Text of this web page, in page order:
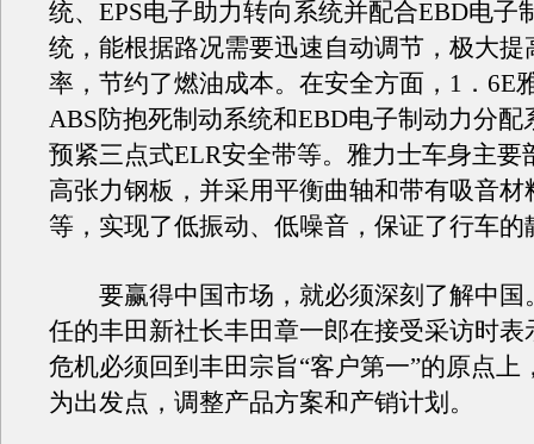
统、EPS电子助力转向系统并配合EBD电子
统，能根据路况需要迅速自动调节，极大提
率，节约了燃油成本。在安全方面，1．6E
ABS防抱死制动系统和EBD电子制动力分配
预紧三点式ELR安全带等。雅力士车身主要
高张力钢板，并采用平衡曲轴和带有吸音材
等，实现了低振动、低噪音，保证了行车的
要赢得中国市场，就必须深刻了解中国
任的丰田新社长丰田章一郎在接受采访时表
危机必须回到丰田宗旨“客户第一”的原点上
为出发点，调整产品方案和产销计划。